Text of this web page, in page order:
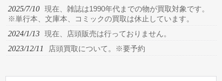
2025/7/10
現在、雑誌は1990年代までの物が買取対象です。
※単行本、文庫本、コミックの買取は休止しています。
2024/1/13 現在、店頭販売は行っておりません。
2023/12/11 店頭買取について。※要予約